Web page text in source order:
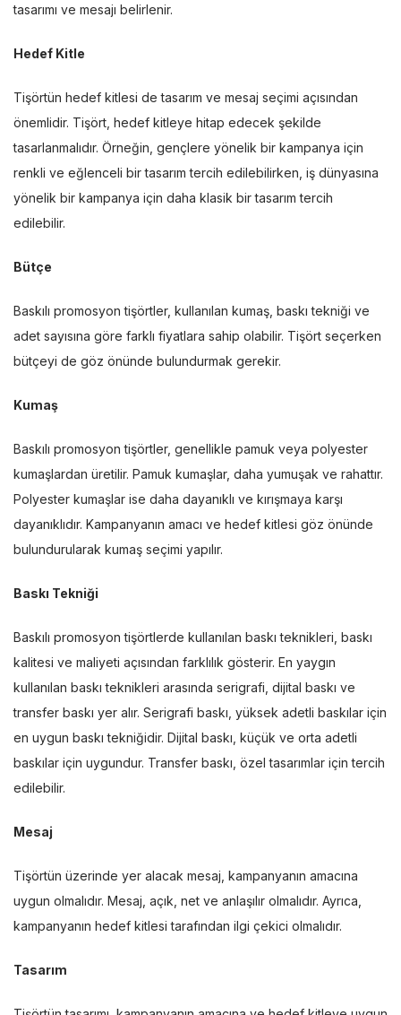
tasarımı ve mesajı belirlenir.
Hedef Kitle
Tişörtün hedef kitlesi de tasarım ve mesaj seçimi açısından
önemlidir. Tişört, hedef kitleye hitap edecek şekilde
tasarlanmalıdır. Örneğin, gençlere yönelik bir kampanya için
renkli ve eğlenceli bir tasarım tercih edilebilirken, iş dünyasına
yönelik bir kampanya için daha klasik bir tasarım tercih
edilebilir.
Bütçe
Baskılı promosyon tişörtler, kullanılan kumaş, baskı tekniği ve
adet sayısına göre farklı fiyatlara sahip olabilir. Tişört seçerken
bütçeyi de göz önünde bulundurmak gerekir.
Kumaş
Baskılı promosyon tişörtler, genellikle pamuk veya polyester
kumaşlardan üretilir. Pamuk kumaşlar, daha yumuşak ve rahattır.
Polyester kumaşlar ise daha dayanıklı ve kırışmaya karşı
dayanıklıdır. Kampanyanın amacı ve hedef kitlesi göz önünde
bulundurularak kumaş seçimi yapılır.
Baskı Tekniği
Baskılı promosyon tişörtlerde kullanılan baskı teknikleri, baskı
kalitesi ve maliyeti açısından farklılık gösterir. En yaygın
kullanılan baskı teknikleri arasında serigrafi, dijital baskı ve
transfer baskı yer alır. Serigrafi baskı, yüksek adetli baskılar için
en uygun baskı tekniğidir. Dijital baskı, küçük ve orta adetli
baskılar için uygundur. Transfer baskı, özel tasarımlar için tercih
edilebilir.
Mesaj
Tişörtün üzerinde yer alacak mesaj, kampanyanın amacına
uygun olmalıdır. Mesaj, açık, net ve anlaşılır olmalıdır. Ayrıca,
kampanyanın hedef kitlesi tarafından ilgi çekici olmalıdır.
Tasarım